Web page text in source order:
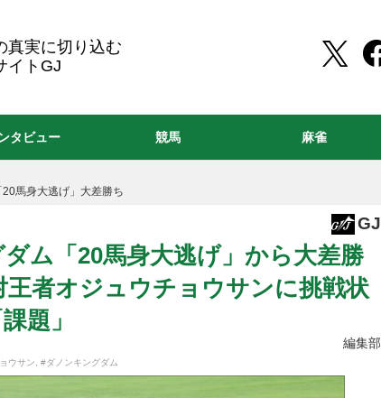
真実に切り込む
イトGJ
馬身大逃げ」大差勝ち
GJ
ム「20馬身大逃げ」から大差勝
王者オジュウチョウサンに挑戦状
題」
編集部
ウサン #ダノンキングダム
タビュー 競馬 麻雀